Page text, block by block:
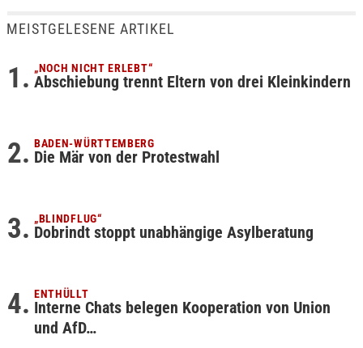
MEISTGELESENE ARTIKEL
„NOCH NICHT ERLEBT“
Abschiebung trennt Eltern von drei Kleinkindern
BADEN-WÜRTTEMBERG
Die Mär von der Protestwahl
„BLINDFLUG“
Dobrindt stoppt unabhängige Asylberatung
ENTHÜLLT
Interne Chats belegen Kooperation von Union
und AfD…